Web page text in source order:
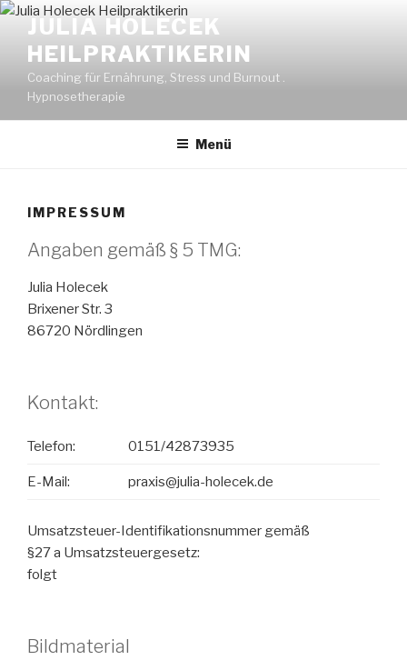
Zum
Inhalt
springen
JULIA HOLECEK
HEILPRAKTIKERIN
Coaching für Ernährung, Stress und Burnout .
Hypnosetherapie
Menü
IMPRESSUM
Angaben gemäß § 5 TMG:
Julia Holecek
Brixener Str. 3
86720 Nördlingen
Kontakt:
Telefon: 0151/42873935
E-Mail: praxis@julia-holecek.de
Umsatzsteuer-Identifikationsnummer gemäß
§27 a Umsatzsteuergesetz:
folgt
Bildmaterial